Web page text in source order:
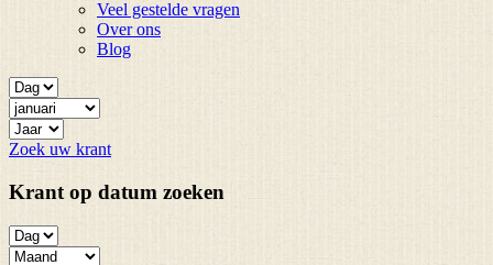
Veel gestelde vragen
Over ons
Blog
Zoek uw krant
Krant op datum zoeken